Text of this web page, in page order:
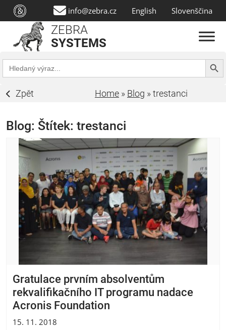
info@zebra.cz English Slovenščina
ZEBRA
SYSTEMS
Search
for:
Search
Zpět Home » Blog »trestanci
Blog: Štítek: trestanci
Gratulace prvním absolventům
rekvalifikačního IT programu nadace
Acronis Foundation
15. 11. 2018